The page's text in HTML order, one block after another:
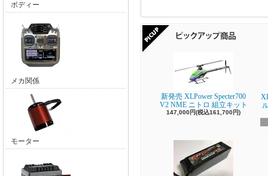
ボディー
メカ関係
モーター
新発売 XLPower Specter700
V2 NME ニトロ 組立キット
147,000円(税込161,700円)